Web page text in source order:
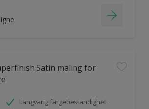
Satin maling for
Langvarig fargebestandighet